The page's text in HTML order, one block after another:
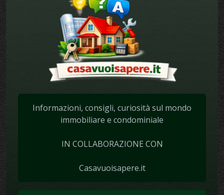
Informazioni, consigli, curiosità sul mondo
immobiliare e condominiale
IN COLLABORAZIONE CON
Casavuoisapere.it